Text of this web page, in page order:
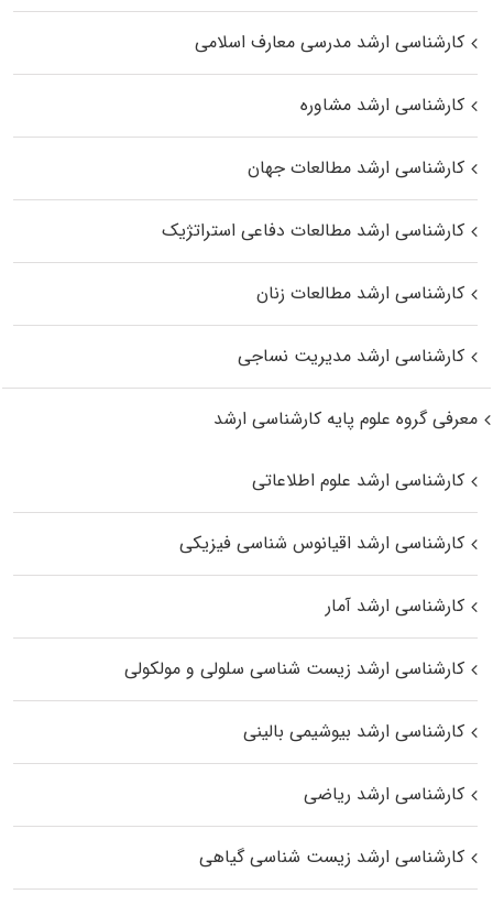
کارشناسی ارشد مدرسی معارف اسلامی
کارشناسی ارشد مشاوره
کارشناسی ارشد مطالعات جهان
کارشناسی ارشد مطالعات دفاعی استراتژیک
کارشناسی ارشد مطالعات زنان
کارشناسی ارشد مدیریت نساجی
معرفی گروه علوم پایه کارشناسی ارشد
کارشناسی ارشد علوم اطلاعاتی
کارشناسی ارشد اقیانوس‌ شناسی فیزیکی
کارشناسی ارشد آمار
کارشناسی ارشد زیست شناسی سلولی و مولکولی
کارشناسی ارشد بیوشیمی بالینی
کارشناسی ارشد ریاضی
کارشناسی ارشد زیست‌ شناسی گیاهی